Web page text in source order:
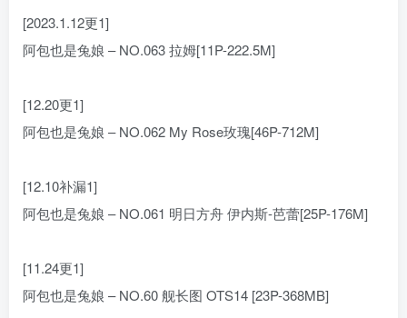
[2023.1.12更1]
阿包也是兔娘 – NO.063 拉姆[11P-222.5M]
[12.20更1]
阿包也是兔娘 – NO.062 My Rose玫瑰[46P-712M]
[12.10补漏1]
阿包也是兔娘 – NO.061 明日方舟 伊内斯-芭蕾[25P-176M]
[11.24更1]
阿包也是兔娘 – NO.60 舰长图 OTS14 [23P-368MB]